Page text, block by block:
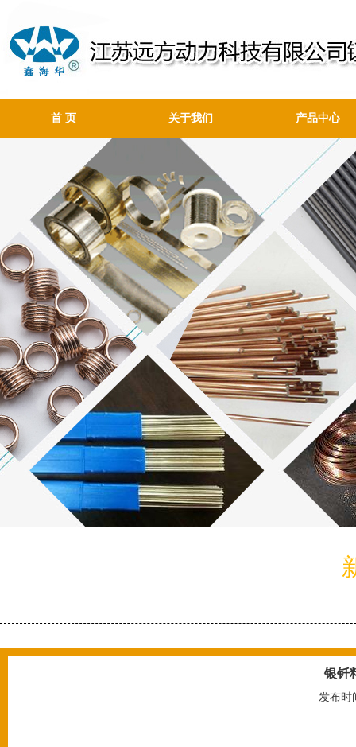
首 页 关于我们 产品中心
银钎
发布时